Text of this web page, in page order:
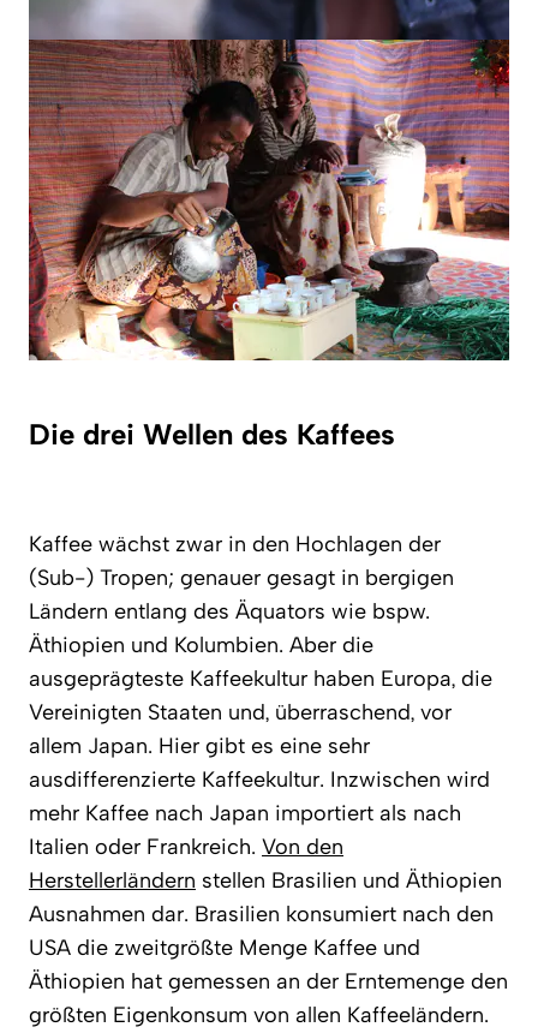
Die drei Wellen des Kaffees
Kaffee wächst zwar in den Hochlagen der
(Sub-) Tropen; genauer gesagt in bergigen
Ländern entlang des Äquators wie bspw.
Äthiopien und Kolumbien. Aber die
ausgeprägteste Kaffeekultur haben Europa, die
Vereinigten Staaten und, überraschend, vor
allem Japan. Hier gibt es eine sehr
ausdifferenzierte Kaffeekultur. Inzwischen wird
mehr Kaffee nach Japan importiert als nach
Italien oder Frankreich. Von den
Herstellerländern stellen Brasilien und Äthiopien
Ausnahmen dar. Brasilien konsumiert nach den
USA die zweitgrößte Menge Kaffee und
Äthiopien hat gemessen an der Erntemenge den
größten Eigenkonsum von allen Kaffeeländern.